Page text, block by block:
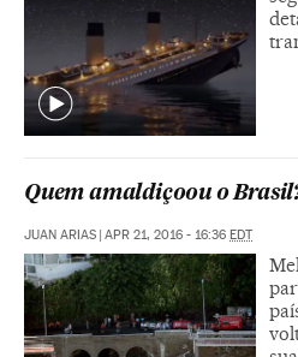
Quem amaldiçoou o
JUAN ARIAS | APR 21, 2016 - 16:36 EDT